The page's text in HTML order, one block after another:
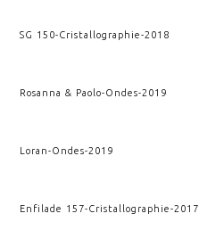
SG 150-Cristallographie-2018
Rosanna & Paolo-Ondes-2019
Loran-Ondes-2019
Enfilade 157-Cristallographie-2017